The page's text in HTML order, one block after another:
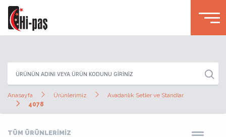
Anasayfa Ürünlerimiz
Avadanlık Setler ve Standlar
4078
TÜM ÜRÜNLERİMİZ